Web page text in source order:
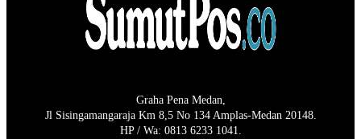
Graha Pena Medan,
Jl Sisingamangaraja Km 8,5 No 134 Amplas-Medan 20148.
HP / Wa: 0813 6233 1041.